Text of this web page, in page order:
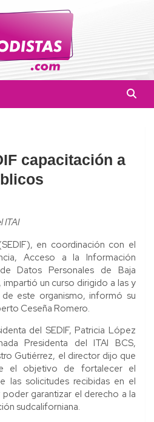
capacitación a
ITAI
en coordinación con el
Acceso a la Información
Datos Personales de Baja
impartió un curso dirigido a las y
este organismo, informó su
Ceseña Romero.
del SEDIF, Patricia López
Presidenta del ITAI BCS,
Gutiérrez, el director dijo que
el objetivo de fortalecer el
las solicitudes recibidas en el
garantizar el derecho a la
sudcaliforniana.